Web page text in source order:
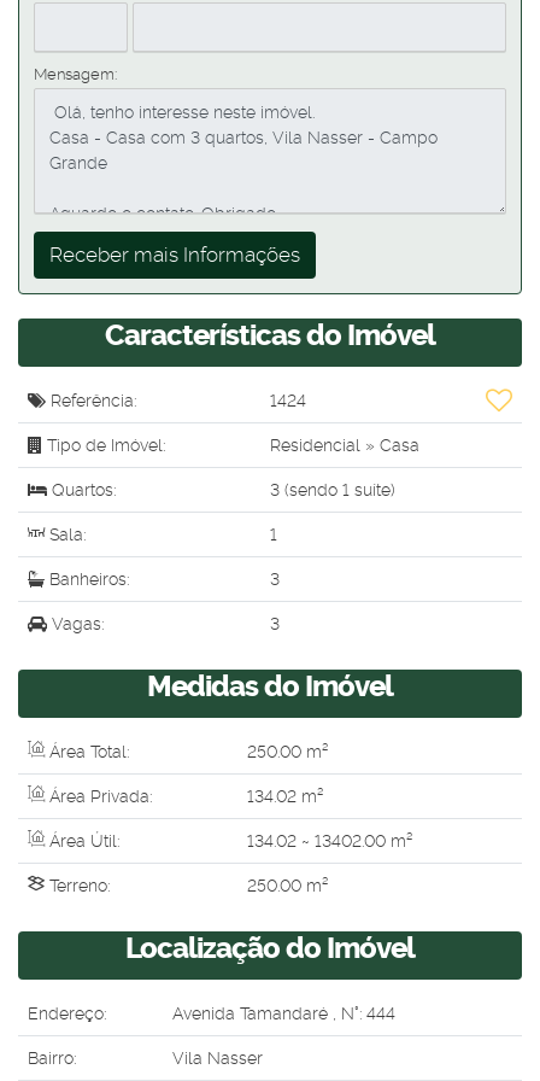
Mensagem:
Características do Imóvel
Referência: 1424
Tipo de Imóvel: Residencial » Casa
Quartos: 3 (sendo 1 suíte)
Sala: 1
Banheiros: 3
Vagas: 3
Medidas do Imóvel
Área Total: 250.00 m²
Área Privada: 134.02 m²
Área Útil: 134.02 ~ 13402.00 m²
Terreno: 250.00 m²
Localização do Imóvel
Endereço: Avenida Tamandaré , N°: 444
Bairro: Vila Nasser